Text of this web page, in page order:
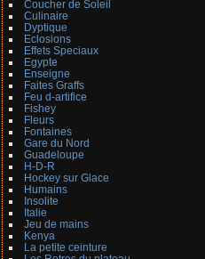
Coucher de Soleil
Culinaire
Dyptique
Eclosions
Effets Speciaux
Egypte
Enseigne
Faites Graffs
Feu d-artifice
Fishey
Fleurs
Fontaines
Gare du Nord
Guadeloupe
H-D-R
Hockey sur Glace
Humains
Insolite
Italie
Jeu de mains
Kenya
La petite ceinture